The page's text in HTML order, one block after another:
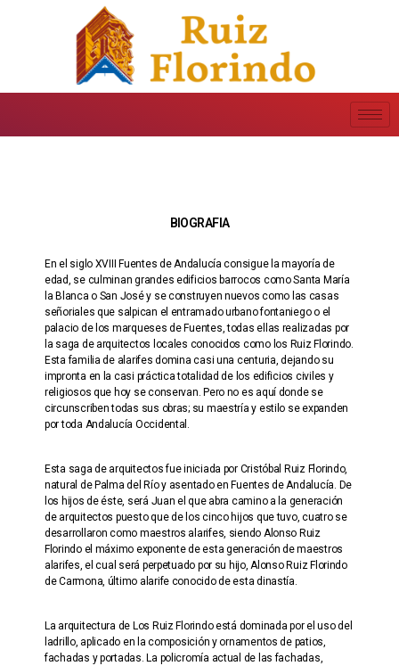
BIOGRAFIA
En el siglo XVIII Fuentes de Andalucía consigue la mayoría de
edad, se culminan grandes edificios barrocos como Santa María
la Blanca o San José y se construyen nuevos como las casas
señoriales que salpican el entramado urbano fontaniego o el
palacio de los marqueses de Fuentes, todas ellas realizadas por
la saga de arquitectos locales conocidos como los Ruiz Florindo.
Esta familia de alarifes domina casi una centuria, dejando su
impronta en la casi práctica totalidad de los edificios civiles y
religiosos que hoy se conservan. Pero no es aquí donde se
circunscriben todas sus obras; su maestría y estilo se expanden
por toda Andalucía Occidental.
Esta saga de arquitectos fue iniciada por Cristóbal Ruiz Florindo,
natural de Palma del Río y asentado en Fuentes de Andalucía. De
los hijos de éste, será Juan el que abra camino a la generación
de arquitectos puesto que de los cinco hijos que tuvo, cuatro se
desarrollaron como maestros alarifes, siendo Alonso Ruiz
Florindo el máximo exponente de esta generación de maestros
alarifes, el cual será perpetuado por su hijo, Alonso Ruiz Florindo
de Carmona, último alarife conocido de esta dinastía.
La arquitectura de Los Ruiz Florindo está dominada por el uso del
ladrillo, aplicado en la composición y ornamentos de patios,
fachadas y portadas. La policromía actual de las fachadas,